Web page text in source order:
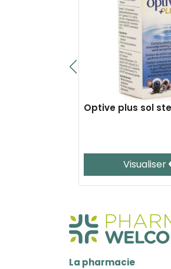
Optive plus sol
Visualiser
La pharmacie